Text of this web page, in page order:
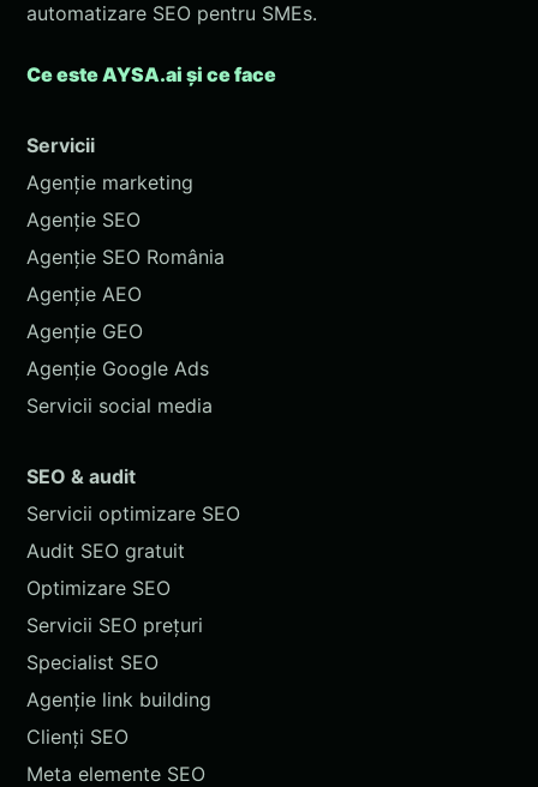
automatizare SEO pentru SMEs.
Ce este AYSA.ai și ce face
Servicii
Agenție marketing
Agenție SEO
Agenție SEO România
Agenție AEO
Agenție GEO
Agenție Google Ads
Servicii social media
SEO & audit
Servicii optimizare SEO
Audit SEO gratuit
Optimizare SEO
Servicii SEO prețuri
Specialist SEO
Agenție link building
Clienți SEO
Meta elemente SEO